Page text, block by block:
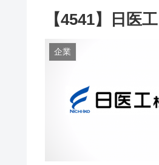
【4541】日医工
企業